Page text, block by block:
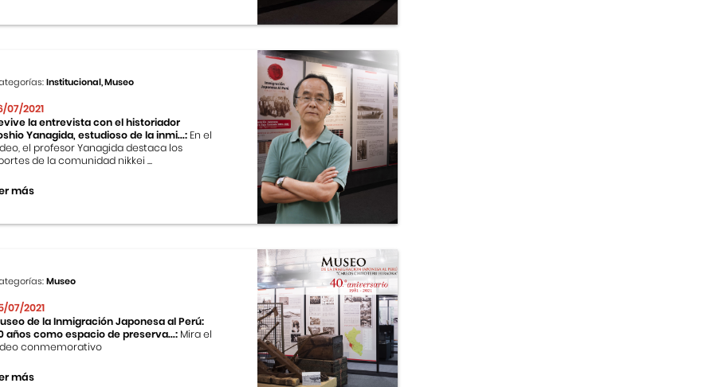
Institucional, Museo
07/2021
la entrevista con el historiador
Yanagida, estudioso de la inmi...: En el
el profesor Yanagida destaca los
de la comunidad nikkei ...
más
Museo
07/2021
de la Inmigración Japonesa al Perú:
años como espacio de preserva...: Mira el
conmemorativo
más